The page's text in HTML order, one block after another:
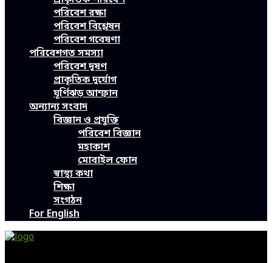
পরিবেশ রক্ষা
পরিবেশ বিশ্লেষন
পরিবেশ গবেষণা
পরিবেশগত সমস্যা
পরিবেশ দূষণ
প্রাকৃতিক দুর্যোগ
ঘূর্ণিঝড় আম্ফান
অন্যান্য সংবাদ
বিজ্ঞান ও প্রযুক্তি
পরিবেশ বিজ্ঞান
মহাকাশ
মোবাইল ফোন
স্বাস্থ্য কথা
শিক্ষা
সংগঠন
For English